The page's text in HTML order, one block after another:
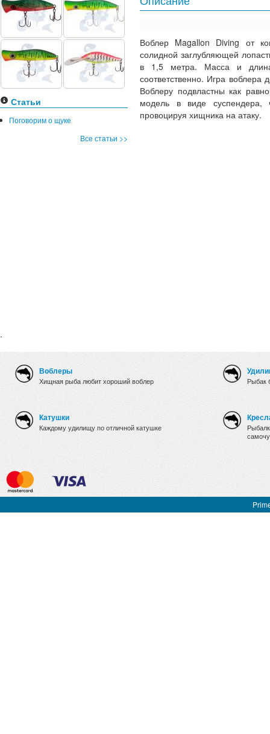
Статьи
Поговорим о щуке
Все статьи >>
.
Воблер Magallon Diving от
солидной заглубляющей
в 1,5 метра. Масса и
соответственно. Игра воблера
Воблеру подвластны как
модель в виде суспендера,
провоцируя хищника на атаку.
Воблеры
Хищная рыба любит хороший воблер
Катушки
Каждому удилищу по отличной катушке
Рыбак